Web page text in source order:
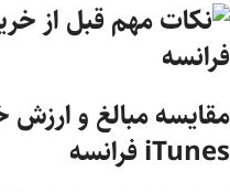
مقایسه مبالغ و
iTunes فرانسه